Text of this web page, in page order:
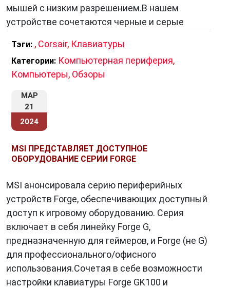
мышей с низким разрешением.В нашем
устройстве сочетаются черные и серые
Тэги: , Corsair, Клавиатуры
Категории: Компьютерная периферия,
Компьютеры, Обзоры
МАР
21
2024
MSI ПРЕДСТАВЛЯЕТ ДОСТУПНОЕ
ОБОРУДОВАНИЕ СЕРИИ FORGE
MSI анонсировала серию периферийных
устройств Forge, обеспечивающих доступный
доступ к игровому оборудованию. Серия
включает в себя линейку Forge G,
предназначенную для геймеров, и Forge (не G)
для профессионального/офисного
использования.Сочетая в себе возможности
настройки клавиатуры Forge GK100 и